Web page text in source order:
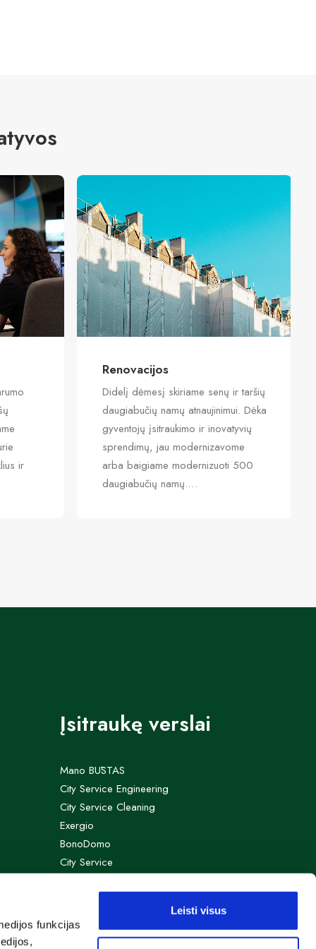
funkcijas
Leisti visus
ir
Renovacijos
Didelį dėmesį skiriame senų ir taršių
daugiabučių namų atnaujinimui. Dėka
gyventojų įsitraukimo ir inovatyvių
sprendimų, jau modernizavome
arba baigiame modernizuoti 500
daugiabučių namų.…
Įsitraukę verslai
Mano BŪSTAS
City Service Engineering
City Service Cleaning
Exergio
BonoDomo
City Service